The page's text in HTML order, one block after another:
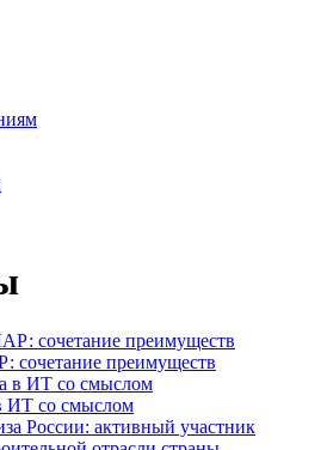
сочетание преимуществ
со смыслом